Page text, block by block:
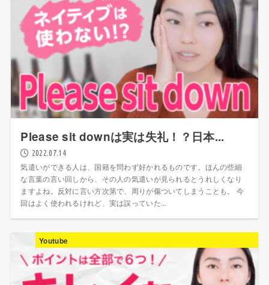
Please sit downは実は失礼！？日本...
2022.07.14
気遣いができる人は、国籍を問わず好かれるものです。ほんの些細
な言葉の言い回しから、その人の気遣いが見られるとうれしくなり
ますよね。反対に言い方次第で、周りが傷ついてしまうことも。 今
回はよく使われるけれど、実は誤っていた...
Youtube